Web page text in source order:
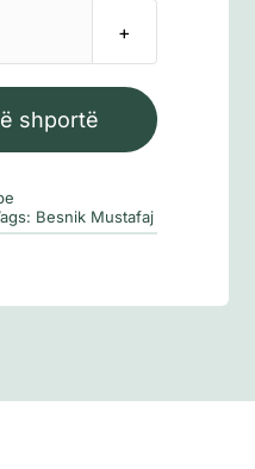
shportë
Besnik Mustafaj